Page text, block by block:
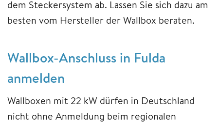
dem Steckersystem ab. Lassen Sie sich dazu am
besten vom Hersteller der Wallbox beraten.
Wallbox-Anschluss in Fulda
anmelden
Wallboxen mit 22 kW dürfen in Deutschland
nicht ohne Anmeldung beim regionalen